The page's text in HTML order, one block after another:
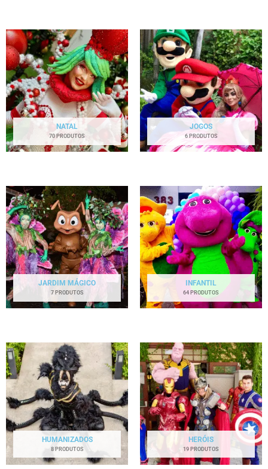
NATAL
70 PRODUTOS
JOGOS
6 PRODUTOS
JARDIM MÁGICO
7 PRODUTOS
INFANTIL
64 PRODUTOS
HUMANIZADOS
8 PRODUTOS
HERÓIS
19 PRODUTOS